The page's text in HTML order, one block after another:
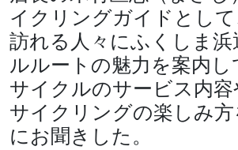
イクリングガイドとし
訪れる人々にふくしま浜
ルルートの魅力を案内
サイクルのサービス内容
サイクリングの楽しみ
にお聞きした。